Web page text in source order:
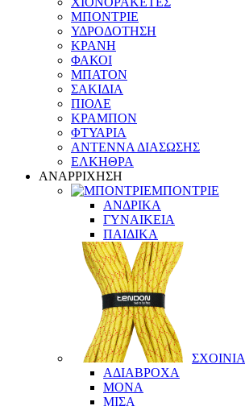
ΜΠΟΝΤΡΙΕ
ΥΔΡΟΔΟΤΗΣΗ
ΚΡΑΝΗ
ΦΑΚΟΙ
ΜΠΑΤΟΝ
ΣΑΚΙΔΙΑ
ΠΙΟΛΕ
ΚΡΑΜΠΟΝ
ΦΤΥΑΡΙΑ
ΑΝΤΕΝΝΑ ΔΙΑΣΩΣΗΣ
ΕΛΚΗΘΡΑ
ΑΝΑΡΡΙΧΗΣΗ
ΜΠΟΝΤΡΙΕ
ΑΝΔΡΙΚΑ
ΓΥΝΑΙΚΕΙΑ
ΠΑΙΔΙΚΑ
ΣΧΟΙΝΙΑ
ΑΔΙΑΒΡΟΧΑ
ΜΟΝΑ
ΜΙΣΑ